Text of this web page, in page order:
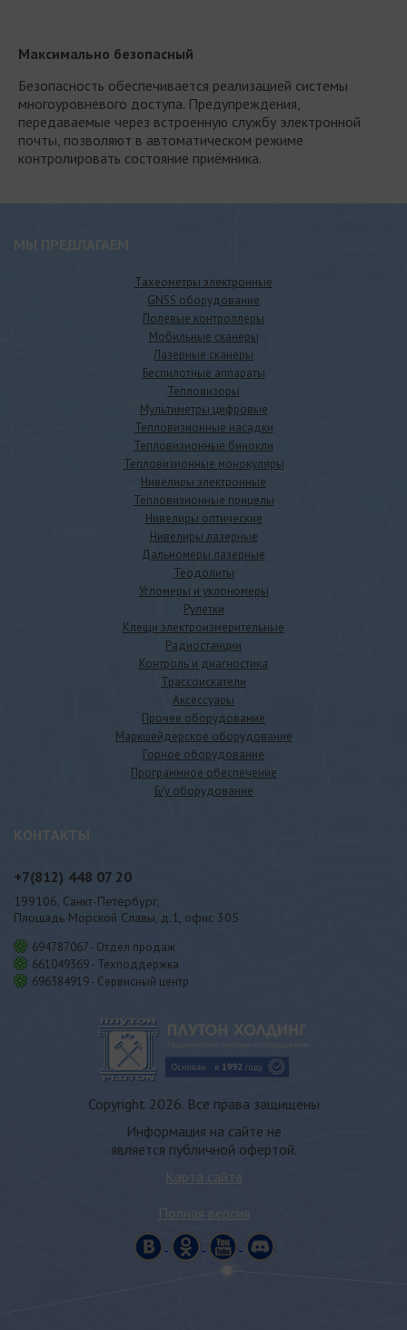
Максимально безопасный
Безопасность обеспечивается реализацией системы
многоуровневого доступа. Предупреждения,
передаваемые через встроенную службу электронной
почты, позволяют в автоматическом режиме
контролировать состояние приёмника.
МЫ ПРЕДЛАГАЕМ
Тахеометры электронные
GNSS оборудование
Полевые контроллеры
Мобильные сканеры
Лазерные сканеры
Беспилотные аппараты
Тепловизоры
Мультиметры цифровые
Тепловизионные насадки
Тепловизионные бинокли
Тепловизионные монокуляры
Нивелиры электронные
Тепловизионные прицелы
Нивелиры оптические
Нивелиры лазерные
Дальномеры лазерные
Теодолиты
Угломеры и уклономеры
Рулетки
Клещи электроизмерительные
Радиостанции
Контроль и диагностика
Трассоискатели
Аксессуары
Прочее оборудование
Маркшейдерское оборудование
Горное оборудование
Программное обеспечение
Б/у оборудование
КОНТАКТЫ
+7(812) 448 07 20
199106, Санкт-Петербург,
Площадь Морской Славы, д.1, офис 305
694787067 - Отдел продаж
661049369 - Техподдержка
696384919 - Сервисный центр
Copyright 2026. Все права защищены
Информация на сайте не
является публичной офертой.
Карта сайта
Полная версия